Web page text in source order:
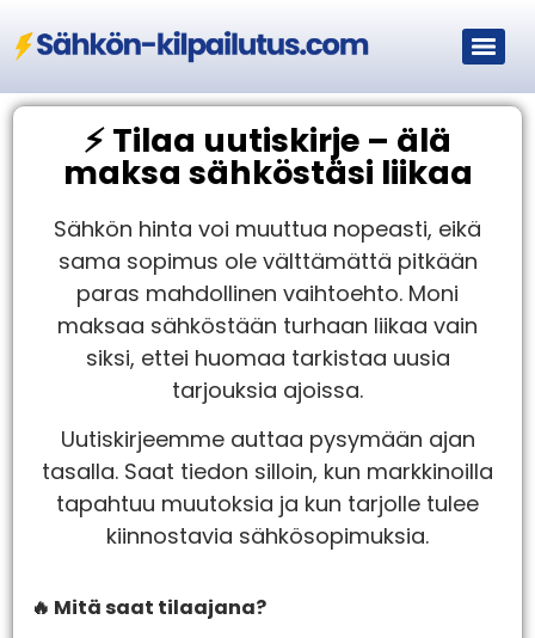
⚡ Tilaa uutiskirje – älä
maksa sähköstäsi liikaa
Sähkön hinta voi muuttua nopeasti, eikä
sama sopimus ole välttämättä pitkään
paras mahdollinen vaihtoehto. Moni
maksaa sähköstään turhaan liikaa vain
siksi, ettei huomaa tarkistaa uusia
tarjouksia ajoissa.
Uutiskirjeemme auttaa pysymään ajan
tasalla. Saat tiedon silloin, kun markkinoilla
tapahtuu muutoksia ja kun tarjolle tulee
kiinnostavia sähkösopimuksia.
🔥 Mitä saat tilaajana?